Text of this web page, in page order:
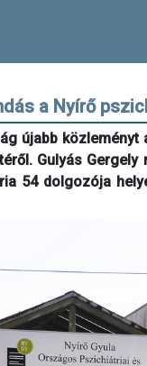
a Nyírő
újabb
Gulyás
54 dolgozója